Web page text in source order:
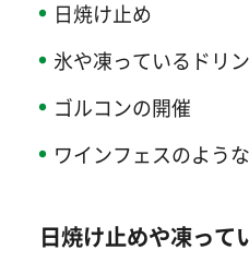
日焼け止め
氷や凍っているドリ
ゴルコンの開催
ワインフェスのよう
日焼け止めや凍って